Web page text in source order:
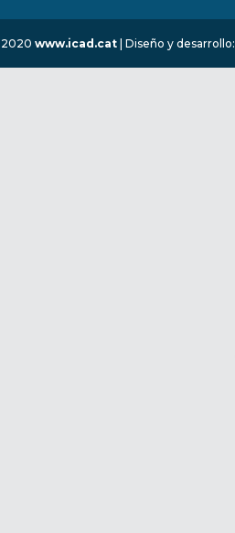
2020 www.icad.cat| Diseño y desarrollo: